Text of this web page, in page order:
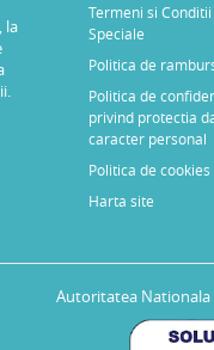
la
Termeni si
Speciale
Politica de
Politica de
privind protectia
caracter personal
Politica de cookies
Harta site
Autoritatea